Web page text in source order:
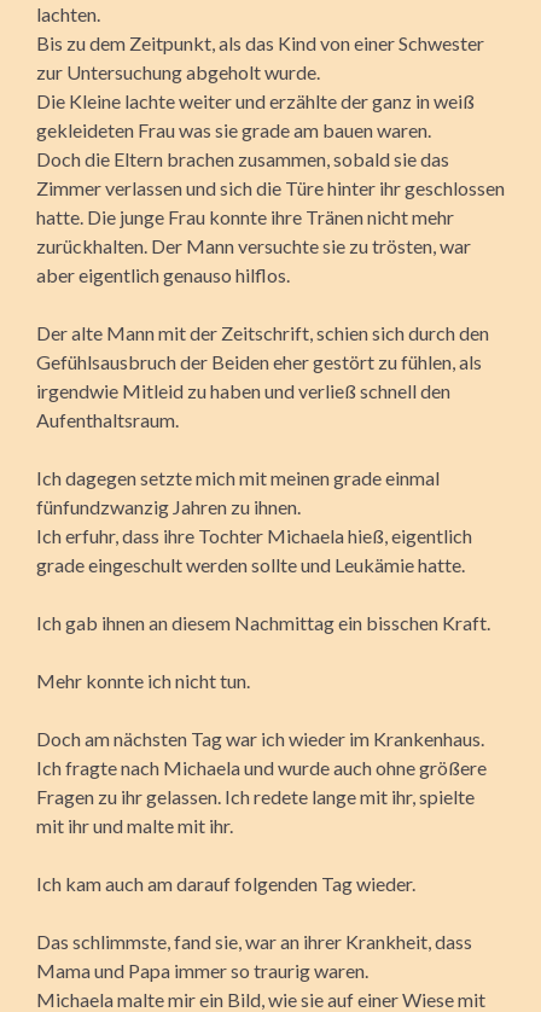
lachten.
Bis zu dem Zeitpunkt, als das Kind von einer Schwester
zur Untersuchung abgeholt wurde.
Die Kleine lachte weiter und erzählte der ganz in weiß
gekleideten Frau was sie grade am bauen waren.
Doch die Eltern brachen zusammen, sobald sie das
Zimmer verlassen und sich die Türe hinter ihr geschlossen
hatte. Die junge Frau konnte ihre Tränen nicht mehr
zurückhalten. Der Mann versuchte sie zu trösten, war
aber eigentlich genauso hilflos.
Der alte Mann mit der Zeitschrift, schien sich durch den
Gefühlsausbruch der Beiden eher gestört zu fühlen, als
irgendwie Mitleid zu haben und verließ schnell den
Aufenthaltsraum.
Ich dagegen setzte mich mit meinen grade einmal
fünfundzwanzig Jahren zu ihnen.
Ich erfuhr, dass ihre Tochter Michaela hieß, eigentlich
grade eingeschult werden sollte und Leukämie hatte.
Ich gab ihnen an diesem Nachmittag ein bisschen Kraft.
Mehr konnte ich nicht tun.
Doch am nächsten Tag war ich wieder im Krankenhaus.
Ich fragte nach Michaela und wurde auch ohne größere
Fragen zu ihr gelassen. Ich redete lange mit ihr, spielte
mit ihr und malte mit ihr.
Ich kam auch am darauf folgenden Tag wieder.
Das schlimmste, fand sie, war an ihrer Krankheit, dass
Mama und Papa immer so traurig waren.
Michaela malte mir ein Bild, wie sie auf einer Wiese mit